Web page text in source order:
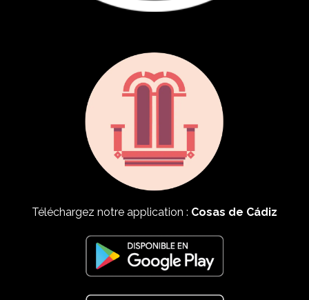
Téléchargez notre application : Cosas de Cádiz